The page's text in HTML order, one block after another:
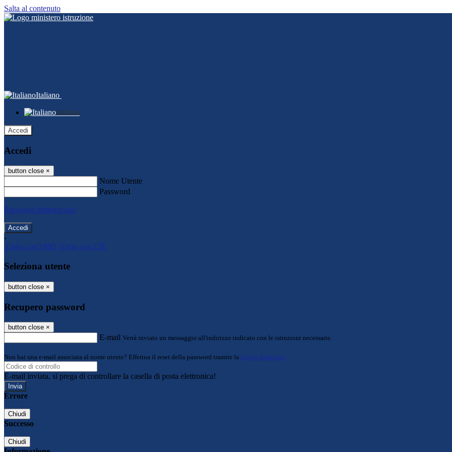
Salta al contenuto
Italiano
Italiano
Accedi
Accedi
button close ×
Nome Utente
Password
Password dimenticata?
-
Entra con SPID Entra con CIE
Seleziona utente
button close ×
Recupero password
button close ×
E-mail Verrà inviato un messaggio all'indirizzo indicato con le istruzioni necessarie.
Non hai una e-mail associata al nome utente? Effettua il reset della password tramite la Login Spaggiari
E-mail inviata, si prega di controllare la casella di posta elettronica!
Errore
Chiudi
Successo
Chiudi